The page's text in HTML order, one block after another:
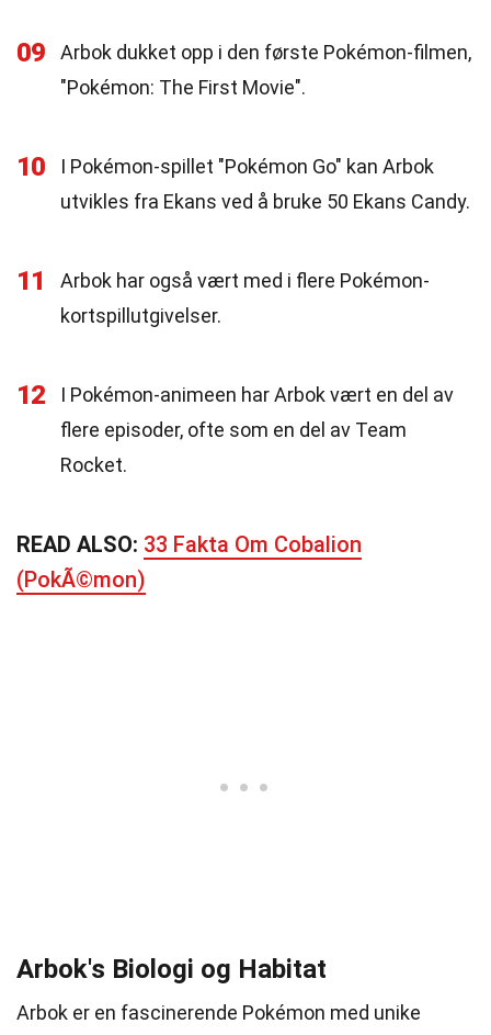
09
Arbok dukket opp i den første Pokémon-filmen,
"Pokémon: The First Movie".
10
I Pokémon-spillet "Pokémon Go" kan Arbok
utvikles fra Ekans ved å bruke 50 Ekans Candy.
11
Arbok har også vært med i flere Pokémon-
kortspillutgivelser.
12
I Pokémon-animeen har Arbok vært en del av
flere episoder, ofte som en del av Team
Rocket.
READ ALSO: 33 Fakta Om Cobalion
(PokÃ©mon)
Arbok's Biologi og Habitat
Arbok er en fascinerende Pokémon med unike